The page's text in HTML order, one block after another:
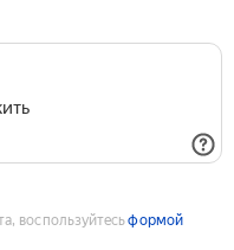
воспользуйтесьформой